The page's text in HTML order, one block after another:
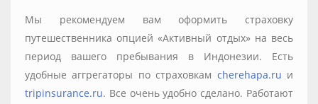
Мы рекомендуем вам оформить страховку
путешественника опцией «Активный отдых» на весь
период вашего пребывания в Индонезии. Есть
удобные аггрегаторы по страховкам cherehapa.ru и
tripinsurance.ru. Все очень удобно сделано. Работают